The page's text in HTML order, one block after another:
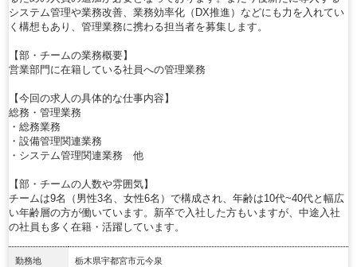
システム管理や業務改善、業務効率化（DX推進）などにも力を入れてい
く構想もあり、管理業務に携わる担当者を募集します。
【部・チームの業務概要】
営業部門に在籍している社員への管理業務
【今回の求人の具体的な仕事内容】
総務・管理業務
・総務業務
・設備管理関連業務
・システム管理関連業務 他
【部・チームの人数や雰囲気】
チームは9名（男性3名、女性6名）で構成され、年齢は10代~40代と幅広
い年齢層の方が働いています。新卒で入社した方もいますが、中途入社
の社員も多く在籍・活躍しています。
勤務地 栃木県宇都宮市元今泉